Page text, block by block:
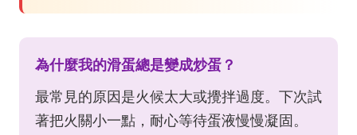
為什麼我的滑蛋總是變成炒蛋？
最常見的原因是火候太大或攪拌過度。下次試
著把火關小一點，耐心等待蛋液慢慢凝固。